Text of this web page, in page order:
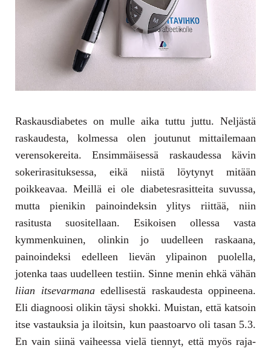
Raskausdiabetes on mulle aika tuttu juttu. Neljästä
raskaudesta, kolmessa olen joutunut mittailemaan
verensokereita. Ensimmäisessä raskaudessa kävin
sokerirasituksessa, eikä niistä löytynyt mitään
poikkeavaa. Meillä ei ole diabetesrasitteita suvussa,
mutta pienikin painoindeksin ylitys riittää, niin
rasitusta suositellaan. Esikoisen ollessa vasta
kymmenkuinen, olinkin jo uudelleen raskaana,
painoindeksi edelleen lievän ylipainon puolella,
jotenka taas uudelleen testiin. Sinne menin ehkä vähän
liian itsevarmanaedellisestä raskaudesta oppineena.
Eli diagnoosi olikin täysi shokki. Muistan, että katsoin
itse vastauksia ja iloitsin, kun paastoarvo oli tasan 5.3.
En vain siinä vaiheessa vielä tiennyt, että myös raja-